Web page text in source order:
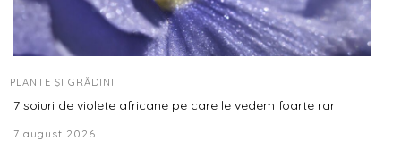
PLANTE ȘI GRĂDINI
7 soiuri de violete africane pe care le vedem foarte rar
7 august 2026